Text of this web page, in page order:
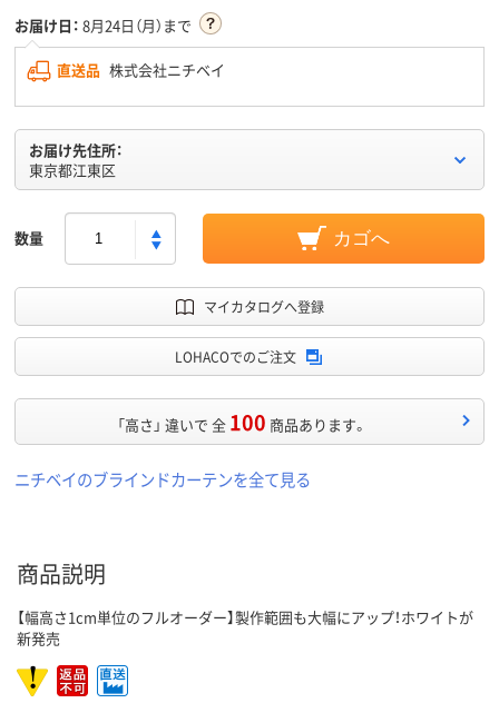
お届け日： 8月24日（月）まで
直送品 株式会社ニチベイ
お届け先住所：
東京都江東区
数量 カゴへ
マイカタログへ登録
LOHACOでのご注文
「高さ」 違いで 全 100 商品あります。
ニチベイのブラインドカーテンを全て見る
商品説明
【幅高さ1cm単位のフルオーダー】製作範囲も大幅にアップ！ホワイトが
新発売